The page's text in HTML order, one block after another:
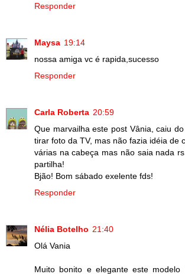
Responder
Maysa 19:14
nossa amiga vc é rapida,sucesso
Responder
Carla Roberta 20:59
Que marvailha este post Vânia, caiu
tirar foto da TV, mas não fazia idéia de
várias na cabeça mas não saia nada
partilha!
Bjão! Bom sábado exelente fds!
Responder
Nélia Botelho 21:40
Olá Vania
Muito bonito e elegante este modelo